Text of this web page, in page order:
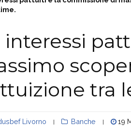
interessi
tra
Livorno | Banche | 19